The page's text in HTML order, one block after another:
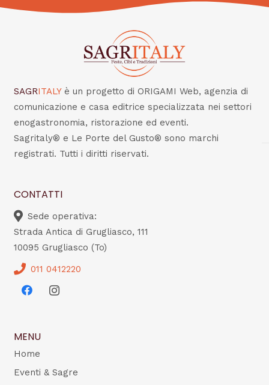
SAGRITALY è un progetto di ORIGAMI Web, agenzia di
comunicazione e casa editrice specializzata nei settori
enogastronomia, ristorazione ed eventi.
Sagritaly® e Le Porte del Gusto® sono marchi
registrati. Tutti i diritti riservati.
CONTATTI
Sede operativa:
Strada Antica di Grugliasco, 111
10095 Grugliasco (To)
011 0412220
MENU
Home
Eventi & Sagre